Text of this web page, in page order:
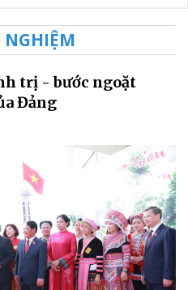
trị - bước ngoặt
Đảng